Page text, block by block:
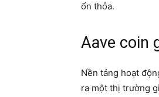
ổn thỏa.
Aave coin
Nền tảng hoạt
ra một thị trường